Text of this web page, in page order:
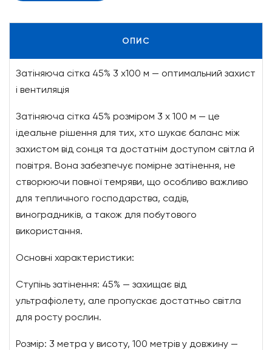
ОПИС
Затіняюча сітка 45% 3 х100 м — оптимальний захист
і вентиляція
Затіняюча сітка 45% розміром 3 х 100 м — це
ідеальне рішення для тих, хто шукає баланс між
захистом від сонця та достатнім доступом світла й
повітря. Вона забезпечує помірне затінення, не
створюючи повної темряви, що особливо важливо
для тепличного господарства, садів,
виноградників, а також для побутового
використання.
Основні характеристики:
Ступінь затінення: 45% — захищає від
ультрафіолету, але пропускає достатньо світла
для росту рослин.
Розмір: 3 метра у висоту, 100 метрів у довжину —